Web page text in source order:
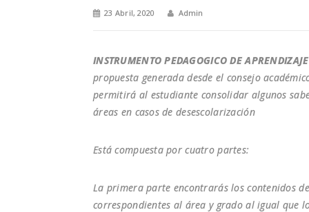
23 Abril, 2020 Admin
INSTRUMENTO PEDAGOGICO DE
propuesta generada desde el consejo
permitirá al estudiante consolidar algunos
áreas en casos de desescolarización
Está compuesta por cuatro partes:
La primera parte encontrarás los contenidos
correspondientes al área y grado al igual que